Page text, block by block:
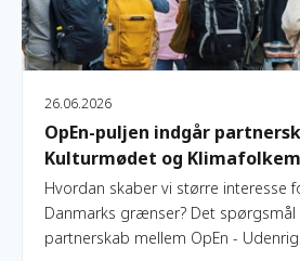
26.06.2026
OpEn-puljen indgår
Kulturmødet og
Hvordan skaber vi større interesse
Danmarks grænser? Det
partnerskab mellem OpEn -